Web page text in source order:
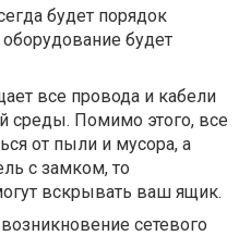
будет порядок
оборудование будет
все провода и кабели
среды. Помимо этого, все
от пыли и мусора, а
с замком, то
вскрывать ваш ящик.
сетевого